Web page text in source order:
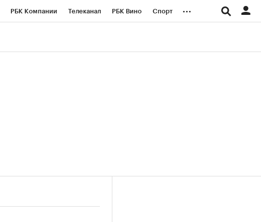
РБК Компании Телеканал РБК Вино Спорт ...